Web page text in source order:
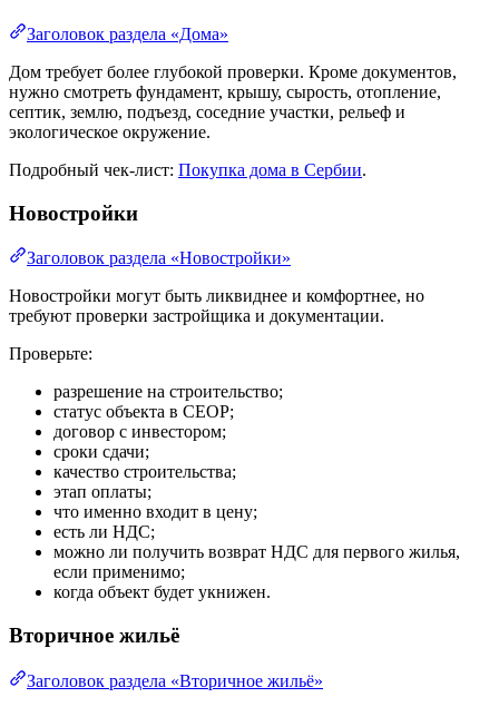
Заголовок раздела «Дома»
Дом требует более глубокой проверки. Кроме документов,
нужно смотреть фундамент, крышу, сырость, отопление,
септик, землю, подъезд, соседние участки, рельеф и
экологическое окружение.
Подробный чек-лист: Покупка дома в Сербии.
Новостройки
Заголовок раздела «Новостройки»
Новостройки могут быть ликвиднее и комфортнее, но
требуют проверки застройщика и документации.
Проверьте:
разрешение на строительство;
статус объекта в CEOP;
договор с инвестором;
сроки сдачи;
качество строительства;
этап оплаты;
что именно входит в цену;
есть ли НДС;
можно ли получить возврат НДС для первого жилья,
если применимо;
когда объект будет укнижен.
Вторичное жильё
Заголовок раздела «Вторичное жильё»